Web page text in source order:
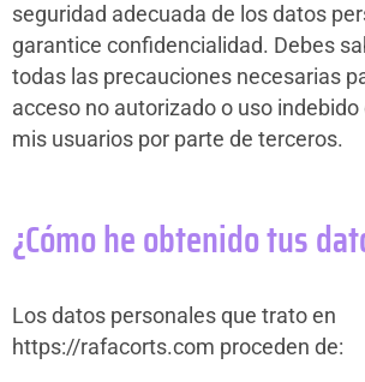
seguridad adecuada de los datos
garantice confidencialidad. Debes
todas las precauciones necesarias
acceso no autorizado o uso
mis usuarios por parte de terceros.
¿Cómo he obtenido tus
Los datos personales que trato en
https://rafacorts.com proceden de: